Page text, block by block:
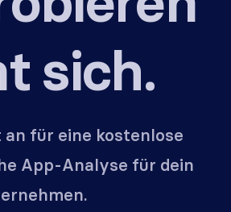
sich.
für eine kostenlose
App-Analyse für dein